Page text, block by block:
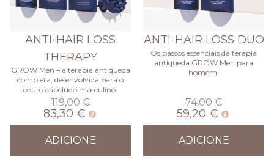
ANTI-HAIR LOSS
THERAPY
GROW Men – a terapia antiqueda
completa, desenvolvida para o
couro cabeludo masculino.
119,00 €
83,30 €
ADICIONE
ANTI-HAIR LOSS DUO
Os passos essenciais da terapia
antiqueda GROW Men para
homem.
74,00 €
59,20 €
ADICIONE